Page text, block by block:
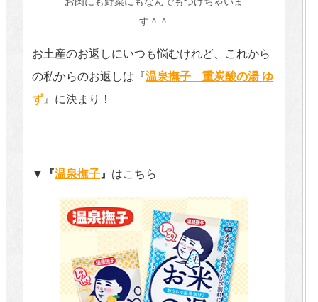
す＾＾
お土産のお返しにいつも悩むけれど、これから
の私からのお返しは『温泉撫子 重炭酸の湯 ゆ
ず 』に決まり！
▼『温泉撫子 』 はこちら